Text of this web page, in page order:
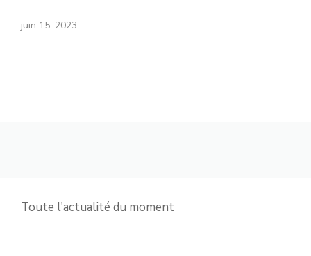
juin 15, 2023
Toute l'actualité du moment